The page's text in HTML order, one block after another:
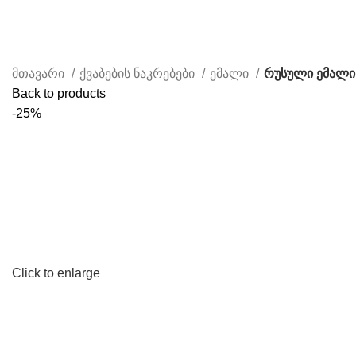
მთავარი ქვაბების ნაკრებები ემალი
რუსული ემალი
Back to products
-25%
Click to enlarge